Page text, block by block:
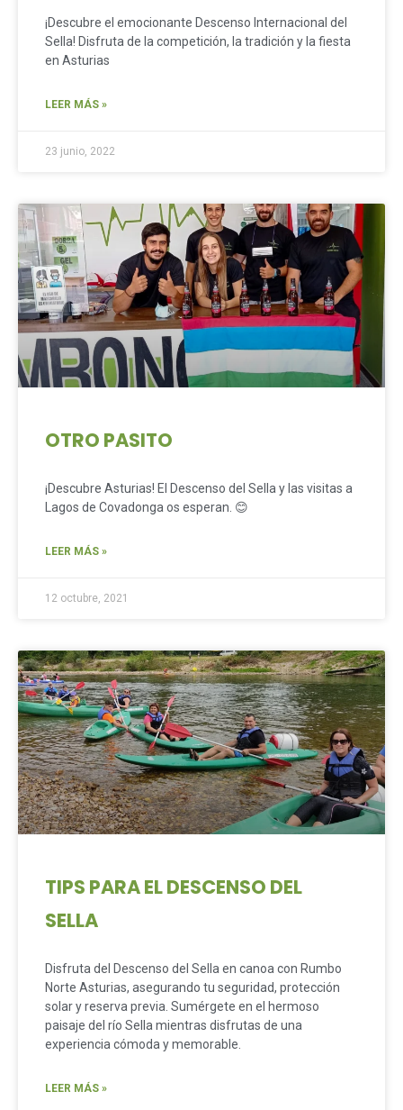
¡Descubre el emocionante Descenso Internacional del
Sella! Disfruta de la competición, la tradición y la fiesta
en Asturias
LEER MÁS »
23 junio, 2022
OTRO PASITO
¡Descubre Asturias! El Descenso del Sella y las visitas a
Lagos de Covadonga os esperan. 😊
LEER MÁS »
12 octubre, 2021
TIPS PARA EL DESCENSO DEL
SELLA
Disfruta del Descenso del Sella en canoa con Rumbo
Norte Asturias, asegurando tu seguridad, protección
solar y reserva previa. Sumérgete en el hermoso
paisaje del río Sella mientras disfrutas de una
experiencia cómoda y memorable.
LEER MÁS »